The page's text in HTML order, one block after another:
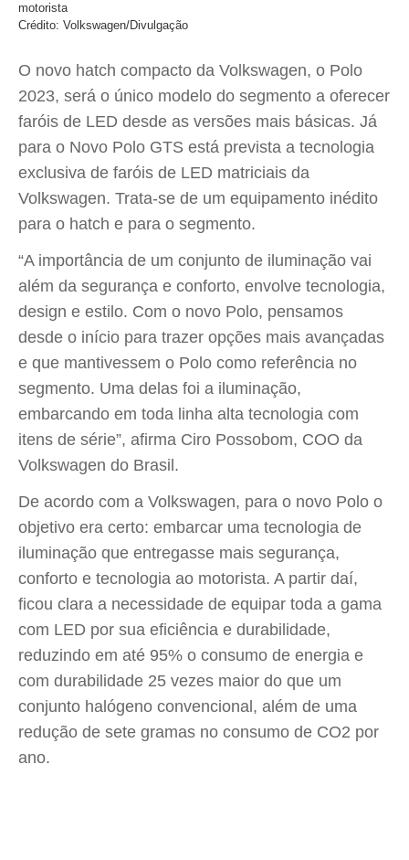
motorista
Crédito: Volkswagen/Divulgação
O novo hatch compacto da Volkswagen, o Polo
2023, será o único modelo do segmento a oferecer
faróis de LED desde as versões mais básicas. Já
para o Novo Polo GTS está prevista a tecnologia
exclusiva de faróis de LED matriciais da
Volkswagen. Trata-se de um equipamento inédito
para o hatch e para o segmento.
“A importância de um conjunto de iluminação vai
além da segurança e conforto, envolve tecnologia,
design e estilo. Com o novo Polo, pensamos
desde o início para trazer opções mais avançadas
e que mantivessem o Polo como referência no
segmento. Uma delas foi a iluminação,
embarcando em toda linha alta tecnologia com
itens de série”, afirma Ciro Possobom, COO da
Volkswagen do Brasil.
De acordo com a Volkswagen, para o novo Polo o
objetivo era certo: embarcar uma tecnologia de
iluminação que entregasse mais segurança,
conforto e tecnologia ao motorista. A partir daí,
ficou clara a necessidade de equipar toda a gama
com LED por sua eficiência e durabilidade,
reduzindo em até 95% o consumo de energia e
com durabilidade 25 vezes maior do que um
conjunto halógeno convencional, além de uma
redução de sete gramas no consumo de CO2 por
ano.